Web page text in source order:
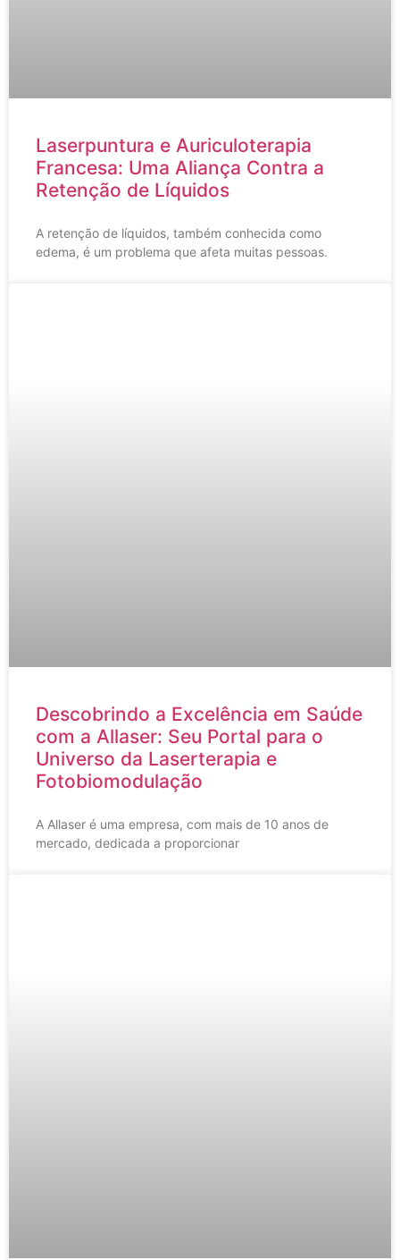
Laserpuntura e Auriculoterapia
Francesa: Uma Aliança Contra a
Retenção de Líquidos
A retenção de líquidos, também conhecida como
edema, é um problema que afeta muitas pessoas.
Descobrindo a Excelência em Saúde
com a Allaser: Seu Portal para o
Universo da Laserterapia e
Fotobiomodulação
A Allaser é uma empresa, com mais de 10 anos de
mercado, dedicada a proporcionar